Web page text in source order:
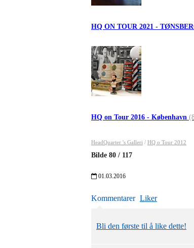
HQ ON TOUR 2021 -
HQ on Tour 2016 - København
HeadQuarter 's Galleri / HQ o Tour 2012
Bilde 80 / 117
01.03.2016
Kommentarer Liker
Bli den første til å like dette!